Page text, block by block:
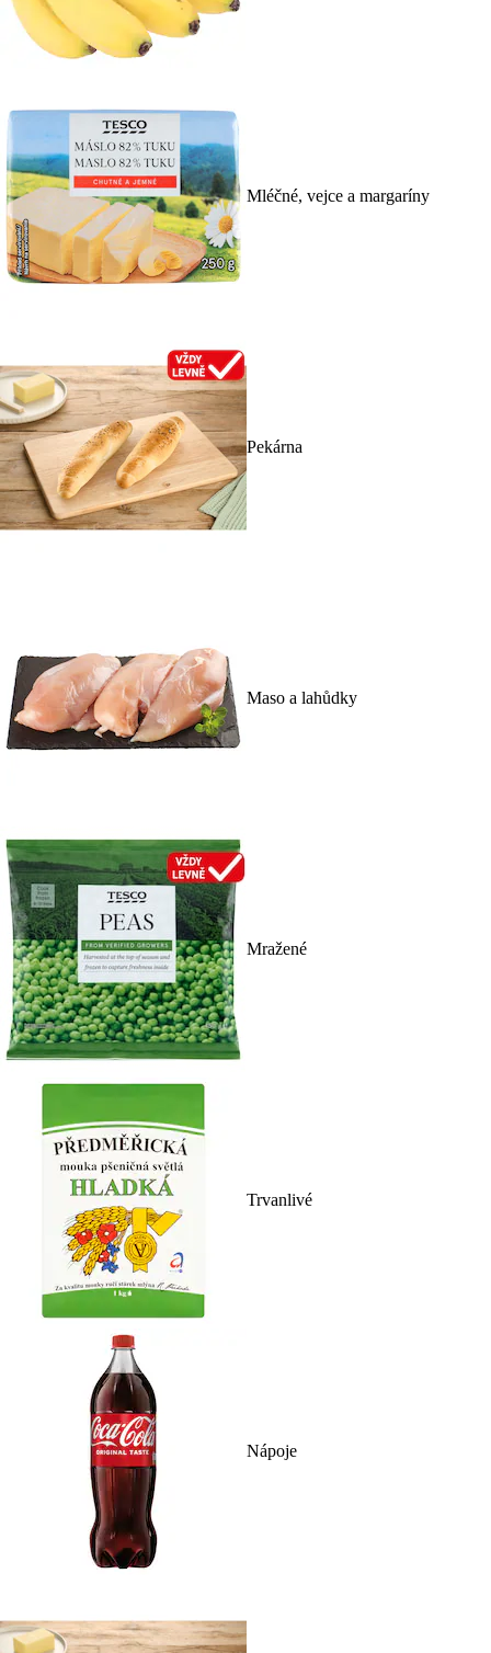
Mléčné, vejce a margaríny
Pekárna
Maso a lahůdky
Mražené
Trvanlivé
Nápoje